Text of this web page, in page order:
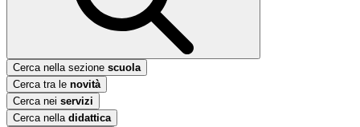
Cerca nella sezione scuola
Cerca tra le novità
Cerca nei servizi
Cerca nella didattica